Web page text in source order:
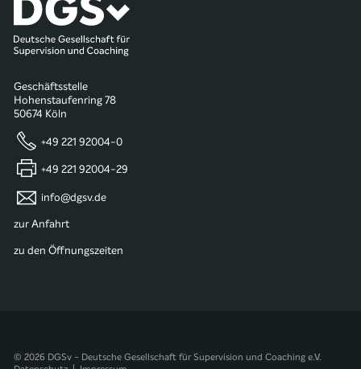
Geschäftsstelle
Hohenstaufenring 78
50674 Köln
+49 221 92004-0
+49 221 92004-29
info@dgsv.de
zur Anfahrt
zu den Öffnungszeiten
© 2026 DGSv - Deutsche Gesellschaft für Supervision und Coaching e.V.